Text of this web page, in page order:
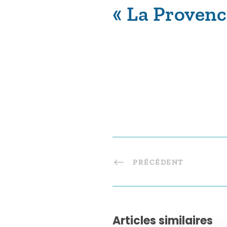
« La
PRÉCÉDENT
Articles similaires